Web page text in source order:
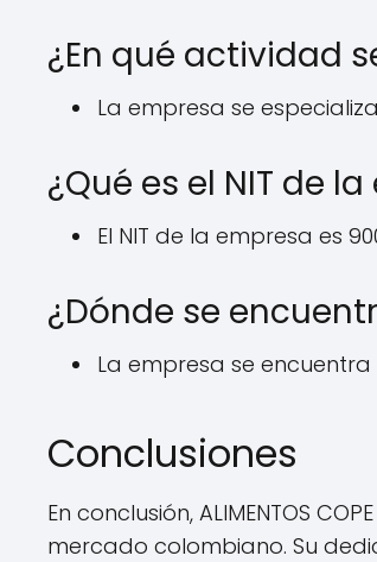
¿En qué actividad
La empresa se
¿Qué es el NIT de
El NIT de la empresa es
¿Dónde se
La empresa se
Conclusiones
En conclusión, ALIMENTOS
mercado colombiano. Su